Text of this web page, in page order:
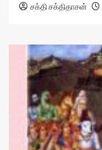
சக்தி சக்திதாசன்